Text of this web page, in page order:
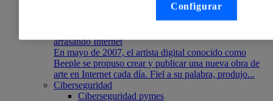
Gonzalo Álvarez Marañón
arrasando Internet
En mayo de 2007, el artista digital conocido como
Beeple se propuso crear y publicar una nueva obra de
arte en Internet cada día. Fiel a su palabra, produjo...
Ciberseguridad
Ciberseguridad pymes
Configurar